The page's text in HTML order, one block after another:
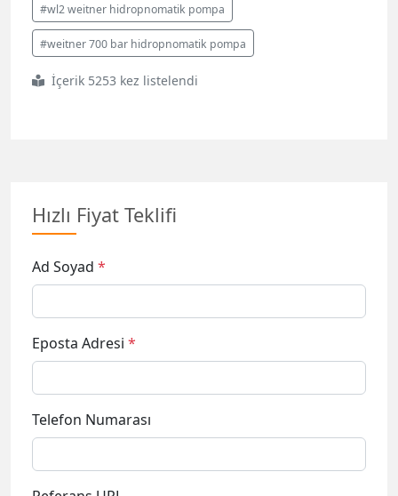
#wl2 weitner hidropnomatik pompa
#weitner 700 bar hidropnomatik pompa
İçerik 5253 kez listelendi
Hızlı Fiyat Teklifi
Ad Soyad *
Eposta Adresi *
Telefon Numarası